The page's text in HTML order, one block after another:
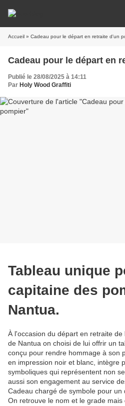
Accueil » Cadeau pour le départ en retraite d'un
Cadeau pour le départ en
Publié le 28/08/2025 à 14:11
Par Holy Wood Graffiti
Tableau unique
capitaine des
Nantua.
À l'occasion du départ en retraite
de Nantua on choisi de lui offrir un
conçu pour rendre hommage à son
en impression noir et blanc, intègre
symboliques qui représentent non
aussi son engagement au service
Cadeau chargé de symbole pour un
On retrouve le nom et le grade